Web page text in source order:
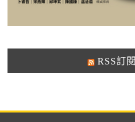
RSS訂閱